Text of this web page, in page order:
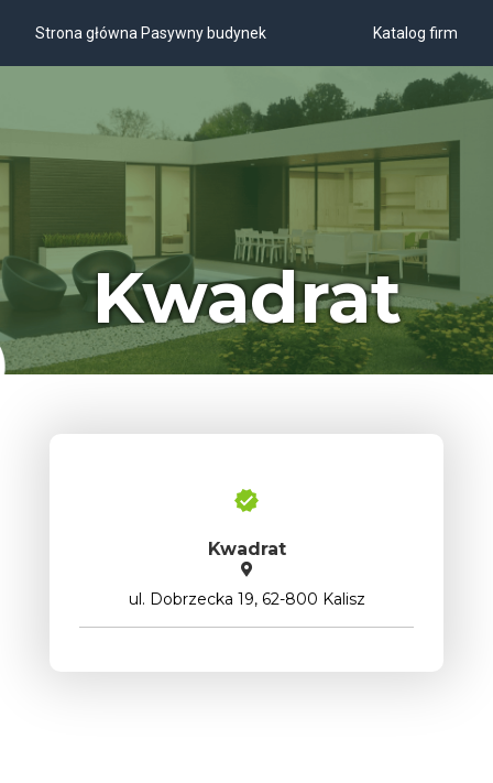
Strona główna Pasywny budynek Katalog firm
Kwadrat
Kwadrat
ul. Dobrzecka 19, 62-800 Kalisz